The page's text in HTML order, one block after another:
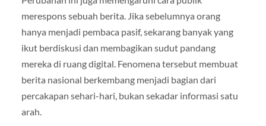
merespons sebuah berita. Jika sebelumnya orang
hanya menjadi pembaca pasif, sekarang banyak yang
ikut berdiskusi dan membagikan sudut pandang
mereka di ruang digital. Fenomena tersebut membuat
berita nasional berkembang menjadi bagian dari
percakapan sehari-hari, bukan sekadar informasi satu
arah.